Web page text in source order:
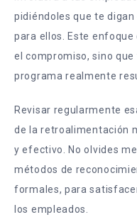
pidiéndoles que te
para ellos. Este
el compromiso, sino
programa realmente
Revisar regularmente
de la retroalimentación
y efectivo. No olvides
métodos de
formales, para
los empleados.